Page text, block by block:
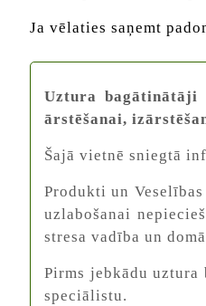
Ja vēlaties saņemt
Uztura bagātinātāji
ārstēšanai,
Šajā vietnē sniegtā
Produkti un
uzlabošanai
stresa vadība un
Pirms jebkādu
speciālistu.